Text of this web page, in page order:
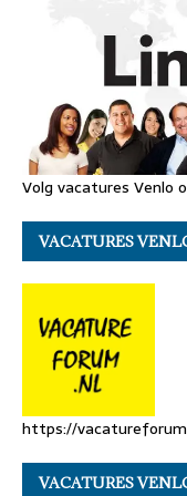
Volg vacatures Venlo
VACATURES
https://
VACATURES